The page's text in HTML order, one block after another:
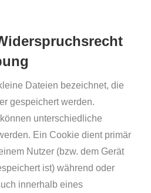
Dateien bezeichnet, die
gespeichert werden.
unterschiedliche
Ein Cookie dient primär
Nutzer (bzw. dem Gerät
ist) während oder
innerhalb eines